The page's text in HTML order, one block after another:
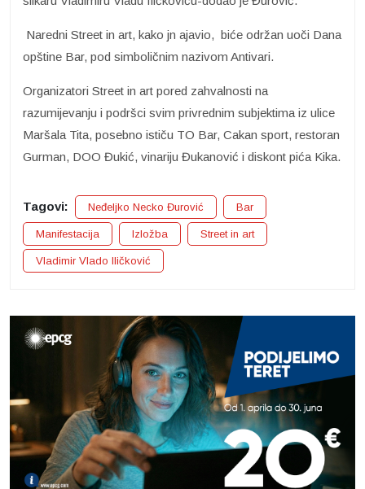
Naredni Street in art, kako jn ajavio, biće održan uoči Dana
opštine Bar, pod simboličnim nazivom Antivari.
Organizatori Street in art pored zahvalnosti na
razumijevanju i podršci svim privrednim subjektima iz ulice
Maršala Tita, posebno ističu TO Bar, Cakan sport, restoran
Gurman, DOO Đukić, vinariju Đukanović i diskont pića Kika.
Tagovi: Neđeljko Necko Đurović Bar
Manifestacija Izložba Street in art
Vladimir Vlado Iličković